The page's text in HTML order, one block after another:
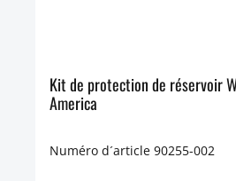
Kit de protection de réservoir
America
Numéro d´article 90255-002